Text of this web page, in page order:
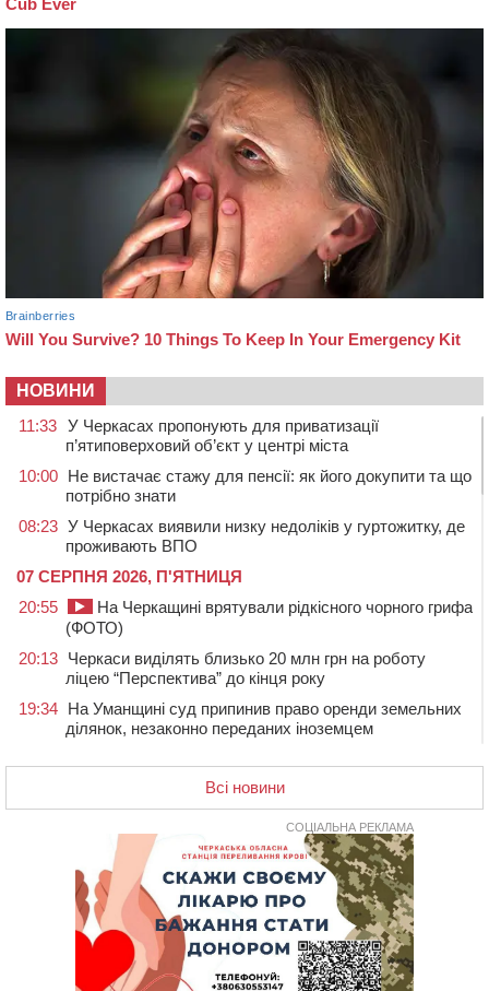
НОВИНИ
11:33 У Черкасах пропонують для приватизації
п’ятиповерховий об’єкт у центрі міста
10:00 Не вистачає стажу для пенсії: як його докупити та що
потрібно знати
08:23 У Черкасах виявили низку недоліків у гуртожитку, де
проживають ВПО
07 СЕРПНЯ 2026, П'ЯТНИЦЯ
20:55
На Черкащині врятували рідкісного чорного грифа
(ФОТО)
20:13 Черкаси виділять близько 20 млн грн на роботу
ліцею “Перспектива” до кінця року
19:34 На Уманщині суд припинив право оренди земельних
ділянок, незаконно переданих іноземцем
стали фіналістками Global Teacher Prize Ukraine 2026
18:23 Зарядка, йога, сапи та нові знайомства: у Черкасах
закрили сезон літнього табору для людей поважного
“Це страшна несправедливість”: мати хворого на
СМА 13-річного хлопця із Драбівщини просить
ОВА виділити кошти на дороговартісні ліки
На Уманщині судитимуть колишню очільницю відділу
освіти через закупівлю електрики за завищеною
Всі новини
СОЦІАЛЬНА РЕКЛАМА